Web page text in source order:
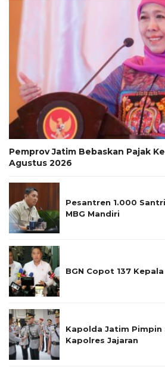
Pemprov Jatim Bebaskan Pajak
Agustus 2026
Pesantren 1.000
MBG Mandiri
BGN Copot 137 Kepala
Kapolda Jatim Pimpin
Kapolres Jajaran